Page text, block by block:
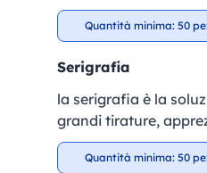
Quantità minima: 50
Serigrafia
la serigrafia è la
grandi tirature,
Quantità minima: 50